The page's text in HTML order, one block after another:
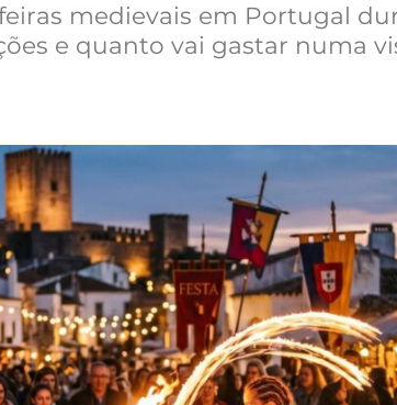
medievais em Portugal
e quanto vai gastar numa